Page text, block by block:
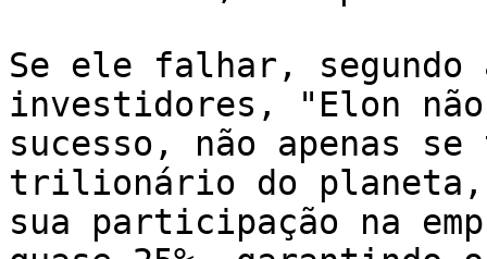
Se ele falhar, segundo
investidores, "Elon
sucesso, não apenas
trilionário do planeta,
sua participação na